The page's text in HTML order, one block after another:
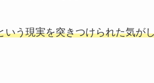
いう現実を突きつけられた気が